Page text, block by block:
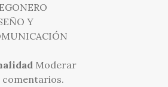
Y
Moderar
comentarios.